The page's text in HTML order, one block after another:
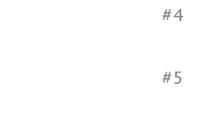
#4
#5